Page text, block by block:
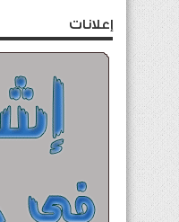
إعلانات